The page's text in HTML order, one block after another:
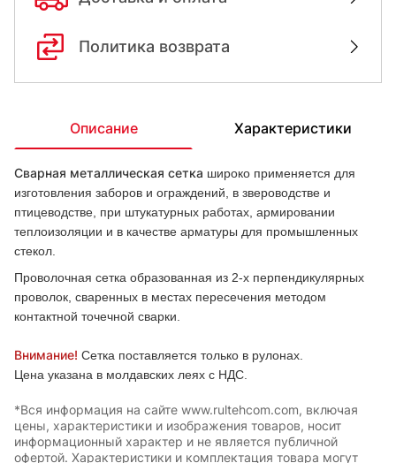
Политика возврата
Описание Характеристики
Сварная металлическая сетка широко применяется для
изготовления заборов и ограждений, в звероводстве и
птицеводстве, при штукатурных работах, армировании
теплоизоляции и в качестве арматуры для промышленных
стекол.
Проволочная сетка образованная из 2-х перпендикулярных
проволок, сваренных в местах пересечения методом
контактной точечной сварки.
Внимание! Сетка поставляется только в рулонах.
Цена указана в молдавских леях с НДС.
*Вся информация на сайте www.rultehcom.com, включая
цены, характеристики и изображения товаров, носит
информационный характер и не является публичной
офертой. Характеристики и комплектация товара могут